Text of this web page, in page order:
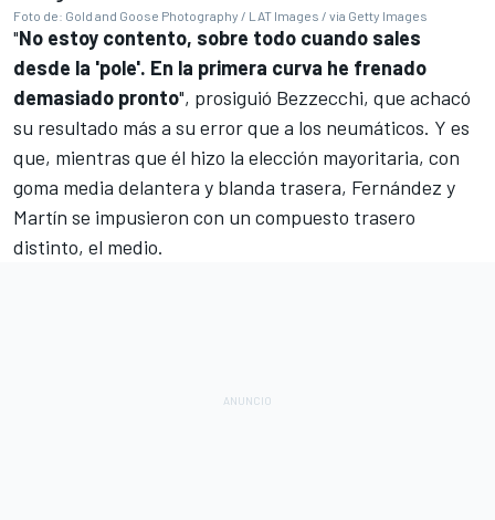
Foto de: Gold and Goose Photography / LAT Images / via Getty Images
"No estoy contento, sobre todo cuando sales
desde la 'pole'. En la primera curva he frenado
demasiado pronto", prosiguió Bezzecchi, que achacó
su resultado más a su error que a los neumáticos. Y es
que, mientras que él hizo la elección mayoritaria, con
goma media delantera y blanda trasera, Fernández y
Martín se impusieron con un compuesto trasero
distinto, el medio.